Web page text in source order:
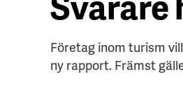
Företag inom turism
ny rapport. Främst